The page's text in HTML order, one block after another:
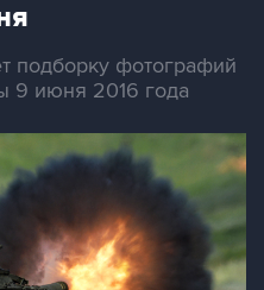
подборку фотографий
9 июня 2016 года